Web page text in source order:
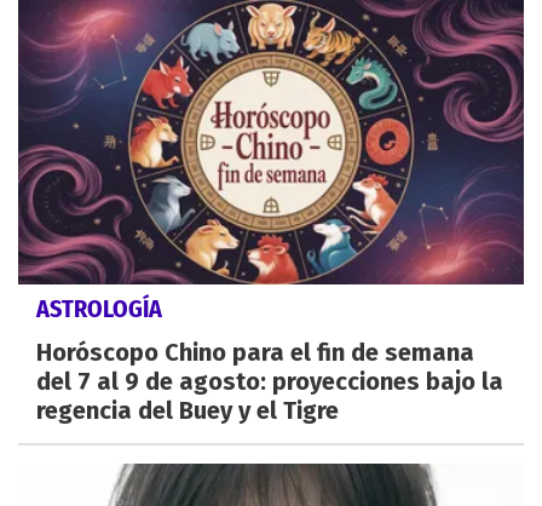
ASTROLOGÍA
Horóscopo Chino para el fin de semana
del 7 al 9 de agosto: proyecciones bajo la
regencia del Buey y el Tigre